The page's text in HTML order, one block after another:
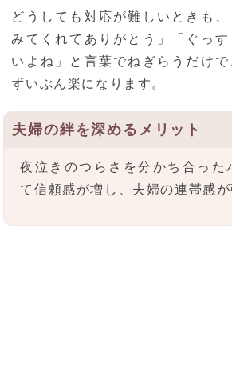
どうしても対応が難しいときも
みてくれてありがとう」「ぐっ
いよね」と言葉でねぎらうだけ
ずいぶん楽になります。
夫婦の絆を深めるメリット
夜泣きのつらさを分かち合った
て信頼感が増し、夫婦の連帯感が